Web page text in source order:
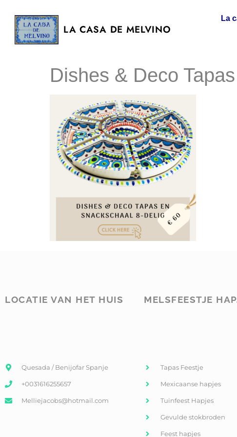
LA CASA DE MELVINO
La
Dishes & Deco
LOCATIE VAN HET HUIS
Quesada / Benijofar Spanje
+0031616255657
Melliejacobs@hotmail.com
MELSFEESTJE
Tapas Feestje
Mexicaanse hapjes
Tuinfeest Hapjes
Gevulde stokbroden
Feest hapjes